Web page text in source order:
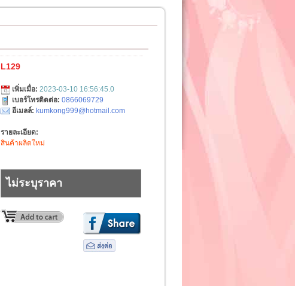
L129
เพิ่มเมื่อ: 2023-03-10 16:56:45.0
เบอร์โทรติดต่อ: 0866069729
อีเมลล์: kumkong999@hotmail.com
รายละเอียด:
สินค้าผลิตใหม่
ไม่ระบุราคา